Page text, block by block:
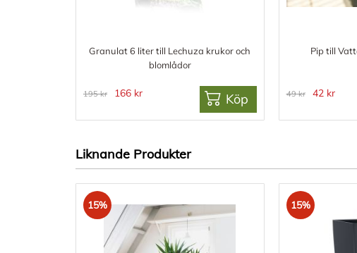
Granulat 6 liter till Lechuza krukor och
blomlådor
195 kr 166 kr Köp
Pip till
49 kr 42 kr
Liknande Produkter
15% 15%